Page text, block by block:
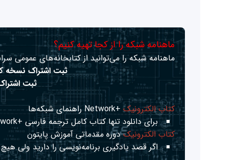
ماهنامه شبکه را از کجا تهیه کنیم؟
ماهنامه شبکه را می‌توانید از کتابخانه‌های عمومی
ثبت اشتراک نسخه
ثبت
کتاب الکترونیک +Network راهنمای شبکه‌ها
برای دانلود تنها کتاب کامل ترجمه فارسی +Network
کتاب الکترونیکدوره مقدماتی آموزش پایتون
اگر قصد یادگیری برنامه‌نویسی را دارید ولی